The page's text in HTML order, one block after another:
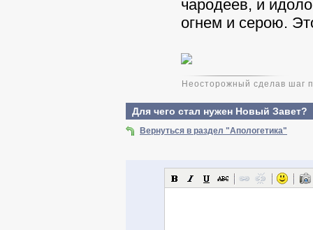
чародеев, и
огнем и серою.
Неосторожный сделав шаг
Для чего стал нужен Новый Завет?
Вернуться в раздел "Апологетика"